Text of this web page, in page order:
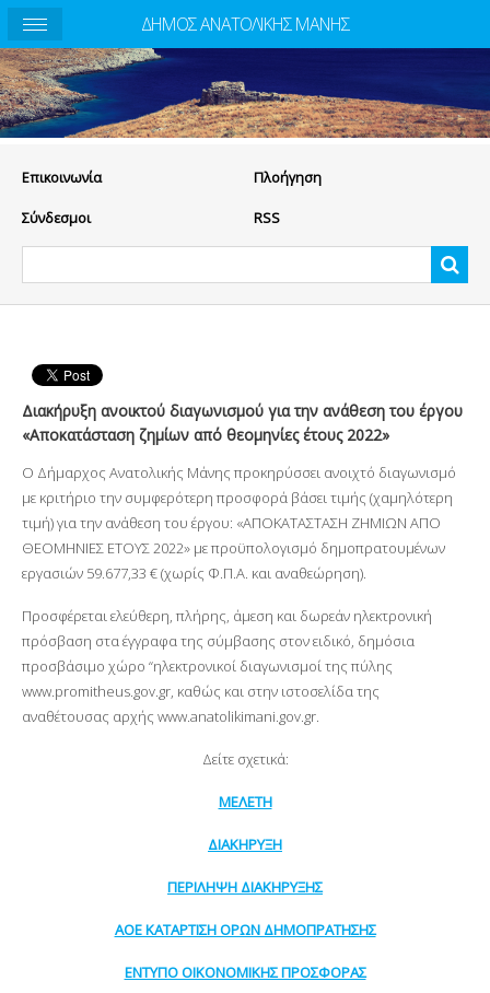
Eπικοινωνία Πλοήγηση
Σύνδεσμοι RSS
Διακήρυξη ανοικτού διαγωνισμού για την ανάθεση του έργου
«Αποκατάσταση ζημίων από θεομηνίες έτους 2022»
Ο Δήμαρχος Ανατολικής Μάνης προκηρύσσει ανοιχτό διαγωνισμό
με κριτήριο την συμφερότερη προσφορά βάσει τιμής (χαμηλότερη
τιμή) για την ανάθεση του έργου: «ΑΠΟΚΑΤΑΣΤΑΣΗ ΖΗΜΙΩΝ ΑΠΟ
ΘΕΟΜΗΝΙΕΣ ΕΤΟΥΣ 2022» με προϋπολογισμό δημοπρατουμένων
εργασιών 59.677,33 € (χωρίς Φ.Π.Α. και αναθεώρηση).
Προσφέρεται ελεύθερη, πλήρης, άμεση και δωρεάν ηλεκτρονική
πρόσβαση στα έγγραφα της σύμβασης στον ειδικό, δημόσια
προσβάσιμο χώρο “ηλεκτρονικοί διαγωνισμοί της πύλης
www.promitheus.gov.gr, καθώς και στην ιστοσελίδα της
αναθέτουσας αρχής www.anatolikimani.gov.gr.
Δείτε σχετικά:
ΜΕΛΕΤΗ
ΔΙΑΚΗΡΥΞΗ
ΠΕΡΙΛΗΨΗ ΔΙΑΚΗΡΥΞΗΣ
ΑΟΕ ΚΑΤΑΡΤΙΣΗ ΟΡΩΝ ΔΗΜΟΠΡΑΤΗΣΗΣ
ΕΝΤΥΠΟ ΟΙΚΟΝΟΜΙΚΗΣ ΠΡΟΣΦΟΡΑΣ
ΔΗΜΟΣ ΑΝΑΤΟΛΙΚΗΣ ΜΑΝΗΣ